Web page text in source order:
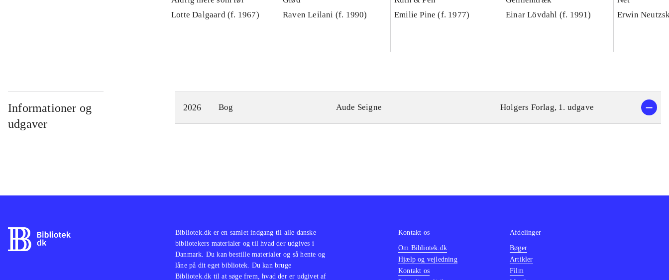
Lotte Dalgaard (f. 1967)
Raven Leilani (f. 1990)
Emilie Pine (f. 1977)
Einar Lövdahl (f. 1991)
Erwin
Informationer og
udgaver
2026 Bog Aude Seigne Holgers Forlag, 1. udgave
Bibliotek.dk er en samlet indgang til alle danske
bibliotekers materialer og til hvad der udgives i
Danmark. Du kan bestille materialer og så hente og
låne på dit eget bibliotek. Du kan bruge
Bibliotek.dk til at søge frem, hvad der er udgivet af
Kontakt os
Om Bibliotek.dk
Hjælp og vejledning
Kontakt os
Afdelinger
Bøger
Artikler
Film